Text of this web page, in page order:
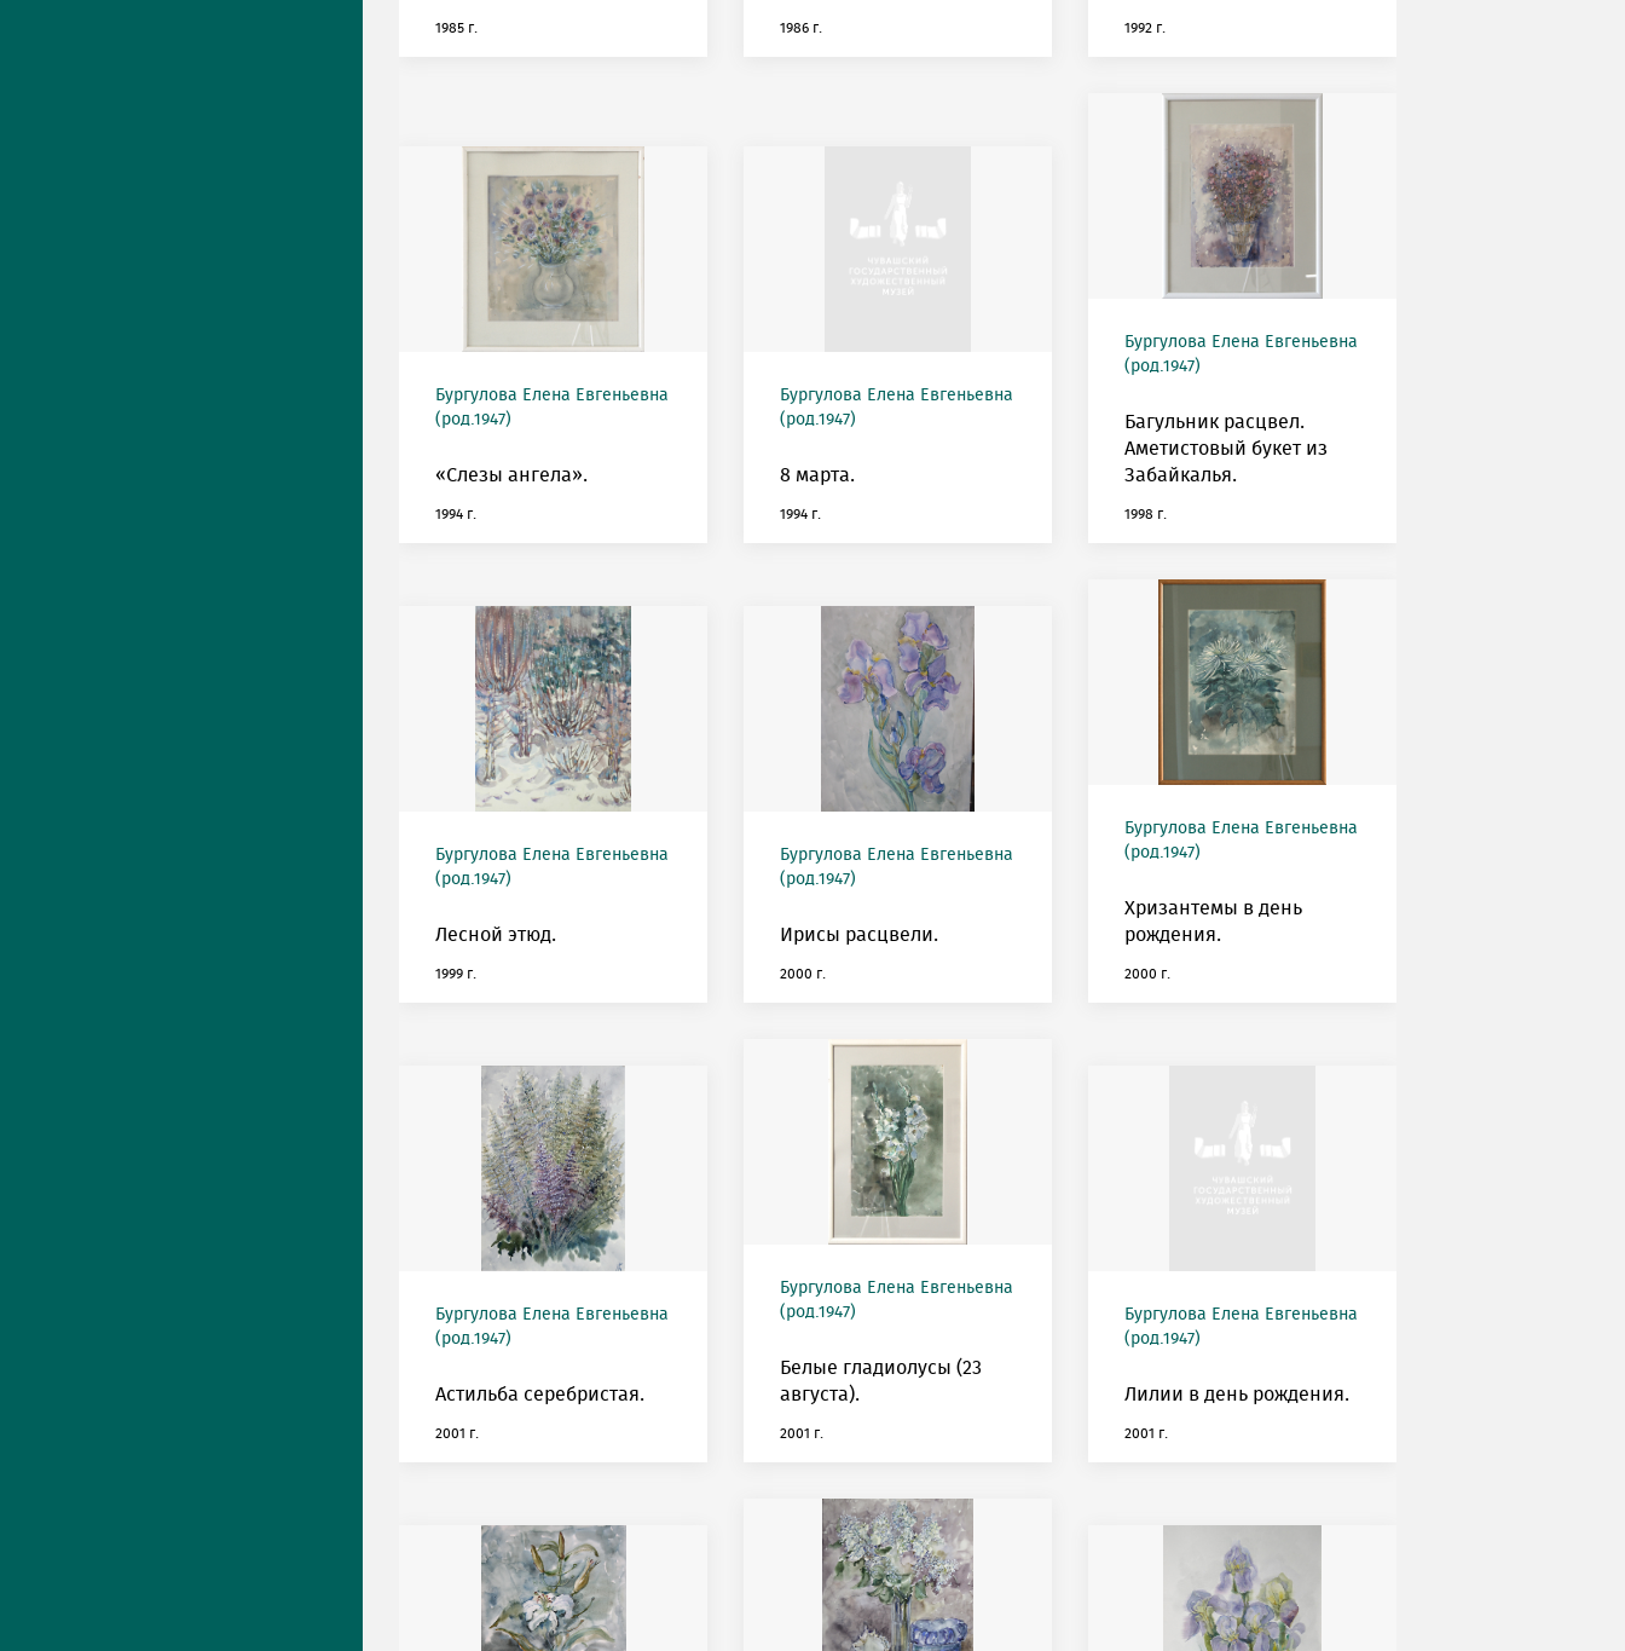
1985 г. 1986 г. 1992 г.
Бургулова Елена Евгеньевна
(род.1947)
«Слезы ангела».
1994 г.
Бургулова Елена Евгеньевна
(род.1947)
8 марта.
1994 г.
Бургулова Елена Евгеньевна
(род.1947)
Багульник расцвел.
Аметистовый букет из
Забайкалья.
1998 г.
Бургулова Елена Евгеньевна
(род.1947)
Лесной этюд.
1999 г.
Бургулова Елена Евгеньевна
(род.1947)
Ирисы расцвели.
2000 г.
Бургулова Елена Евгеньевна
(род.1947)
Хризантемы в день
рождения.
2000 г.
Бургулова Елена Евгеньевна
(род.1947)
Астильба серебристая.
2001 г.
Бургулова Елена Евгеньевна
(род.1947)
Белые гладиолусы (23
августа).
2001 г.
Бургулова Елена Евгеньевна
(род.1947)
Лилии в день рождения.
2001 г.